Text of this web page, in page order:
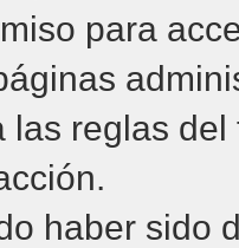
para
las reglas
haber sido